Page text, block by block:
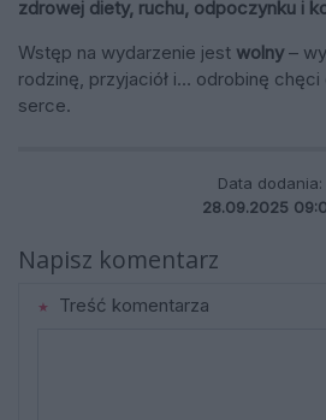
zdrowej diety, ruchu, odpoczynku i
Wstęp na wydarzenie jest wolny –
rodzinę, przyjaciół i… odrobinę
serce.
Data dodania:
28.09.2025
Napisz komentarz
Treść komentarza